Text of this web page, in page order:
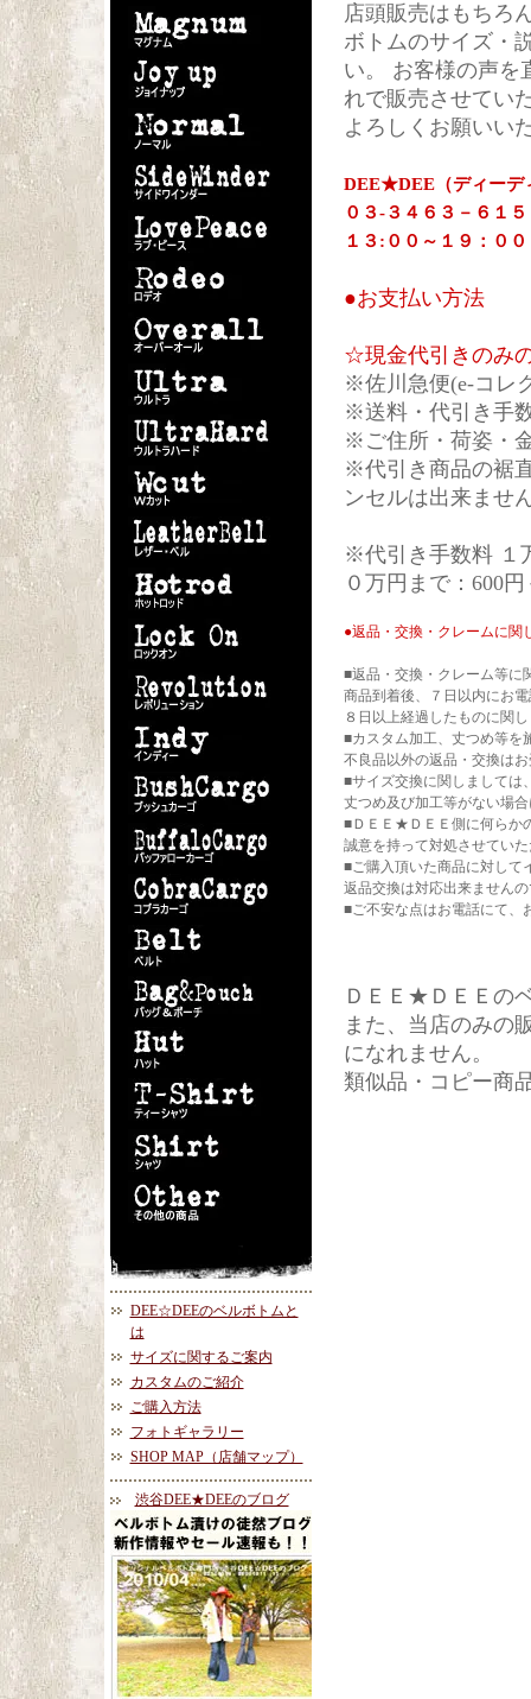
DEE☆DEEのベルボトムと
は
サイズに関するご案内
カスタムのご紹介
ご購入方法
フォトギャラリー
SHOP MAP（店舗マップ）
渋谷DEE★DEEのブログ
店頭販売はもちろ
ボトムのサイズ・
い。 お客様の声を
れで販売させてい
よろしくお願いい
DEE★DEE（ディーデ
０３-３４６３－６１５
１３:００～１９：０
●お支払い方法
☆現金代引きのみ
※佐川急便(e-コレ
※送料・代引き手
※ご住所・荷姿・
※代引き商品の裾
ンセルは出来ませ
※代引き手数料 １
０万円まで：600
●返品・交換・クレームに関
■返品・交換・クレーム等に
商品到着後、７日以内にお
８日以上経過したものに関
■カスタム加工、丈つめ等を
不良品以外の返品・交換は
■サイズ交換に関しましては
丈つめ及び加工等がない場
■ＤＥＥ★ＤＥＥ側に何らか
誠意を持って対処させてい
■ご購入頂いた商品に対して
返品交換は対応出来ません
■ご不安な点はお電話にて、
ＤＥＥ★ＤＥＥの
また、当店のみの
になれません。
類似品・コピー商